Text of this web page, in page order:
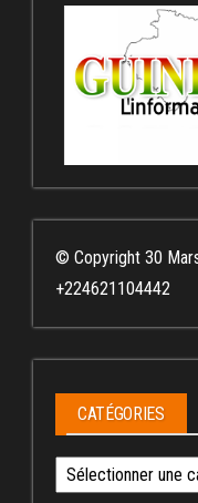
© Copyright 30
+224621104442
CATÉGORIES
Catégories